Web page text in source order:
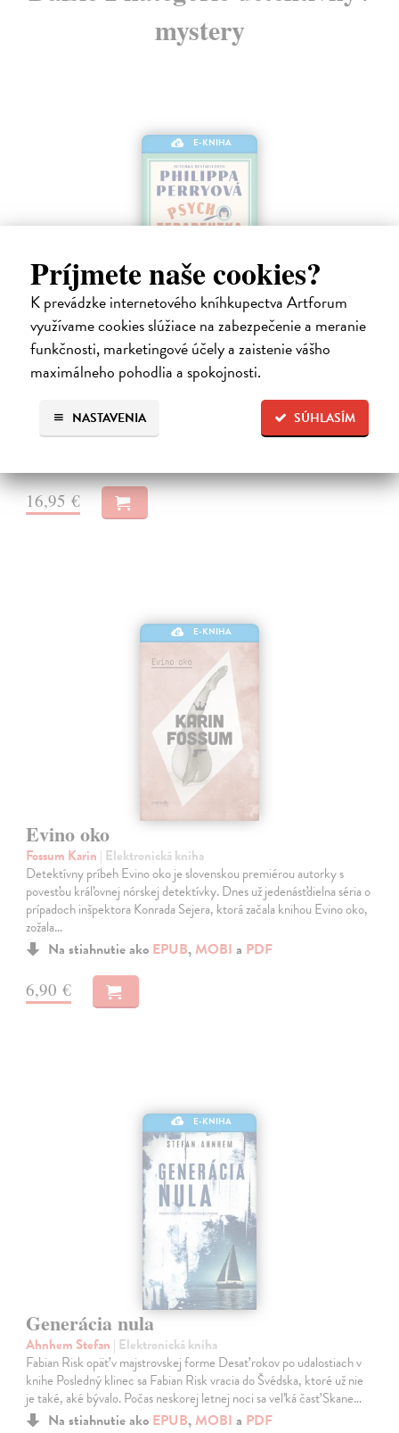
Príjmete naše cookies?
K prevádzke internetového kníhkupectva Artforum
využívame cookies slúžiace na zabezpečenie a meranie
funkčnosti, marketingové účely a zaistenie vášho
maximálneho pohodlia a spokojnosti.
SÚHLASÍM
NASTAVENIA
mystery
E-KNIHA
Psychoterapeutka v akcii
Perryová Philippa| Elektronická kniha
Mimoriadne zábavná detektívka od najobľúbenejšej britskej
terapeutky a autorky kníh Toto mali čítať naši rodičia a Toto by si mali
prečítať všetci, ktorých máte radi. Keď sa pri útesoch Beachy Head
nájde…
16,95 €
E-KNIHA
Evino oko
Fossum Karin | Elektronická kniha
Detektívny príbeh Evino oko je slovenskou premiérou autorky s
povesťou kráľovnej nórskej detektívky. Dnes už jedenásťdielna séria o
prípadoch inšpektora Konrada Sejera, ktorá začala knihou Evino oko,
zožala…
Na stiahnutie ako EPUB, MOBI a PDF
6,90 €
E-KNIHA
Generácia nula
Ahnhem Stefan | Elektronická kniha
Fabian Risk opäť v majstrovskej forme Desať rokov po udalostiach v
knihe Posledný klinec sa Fabian Risk vracia do Švédska, ktoré už nie
je také, aké bývalo. Počas neskorej letnej noci sa veľká časť Skane…
Na stiahnutie ako EPUB, MOBI a PDF